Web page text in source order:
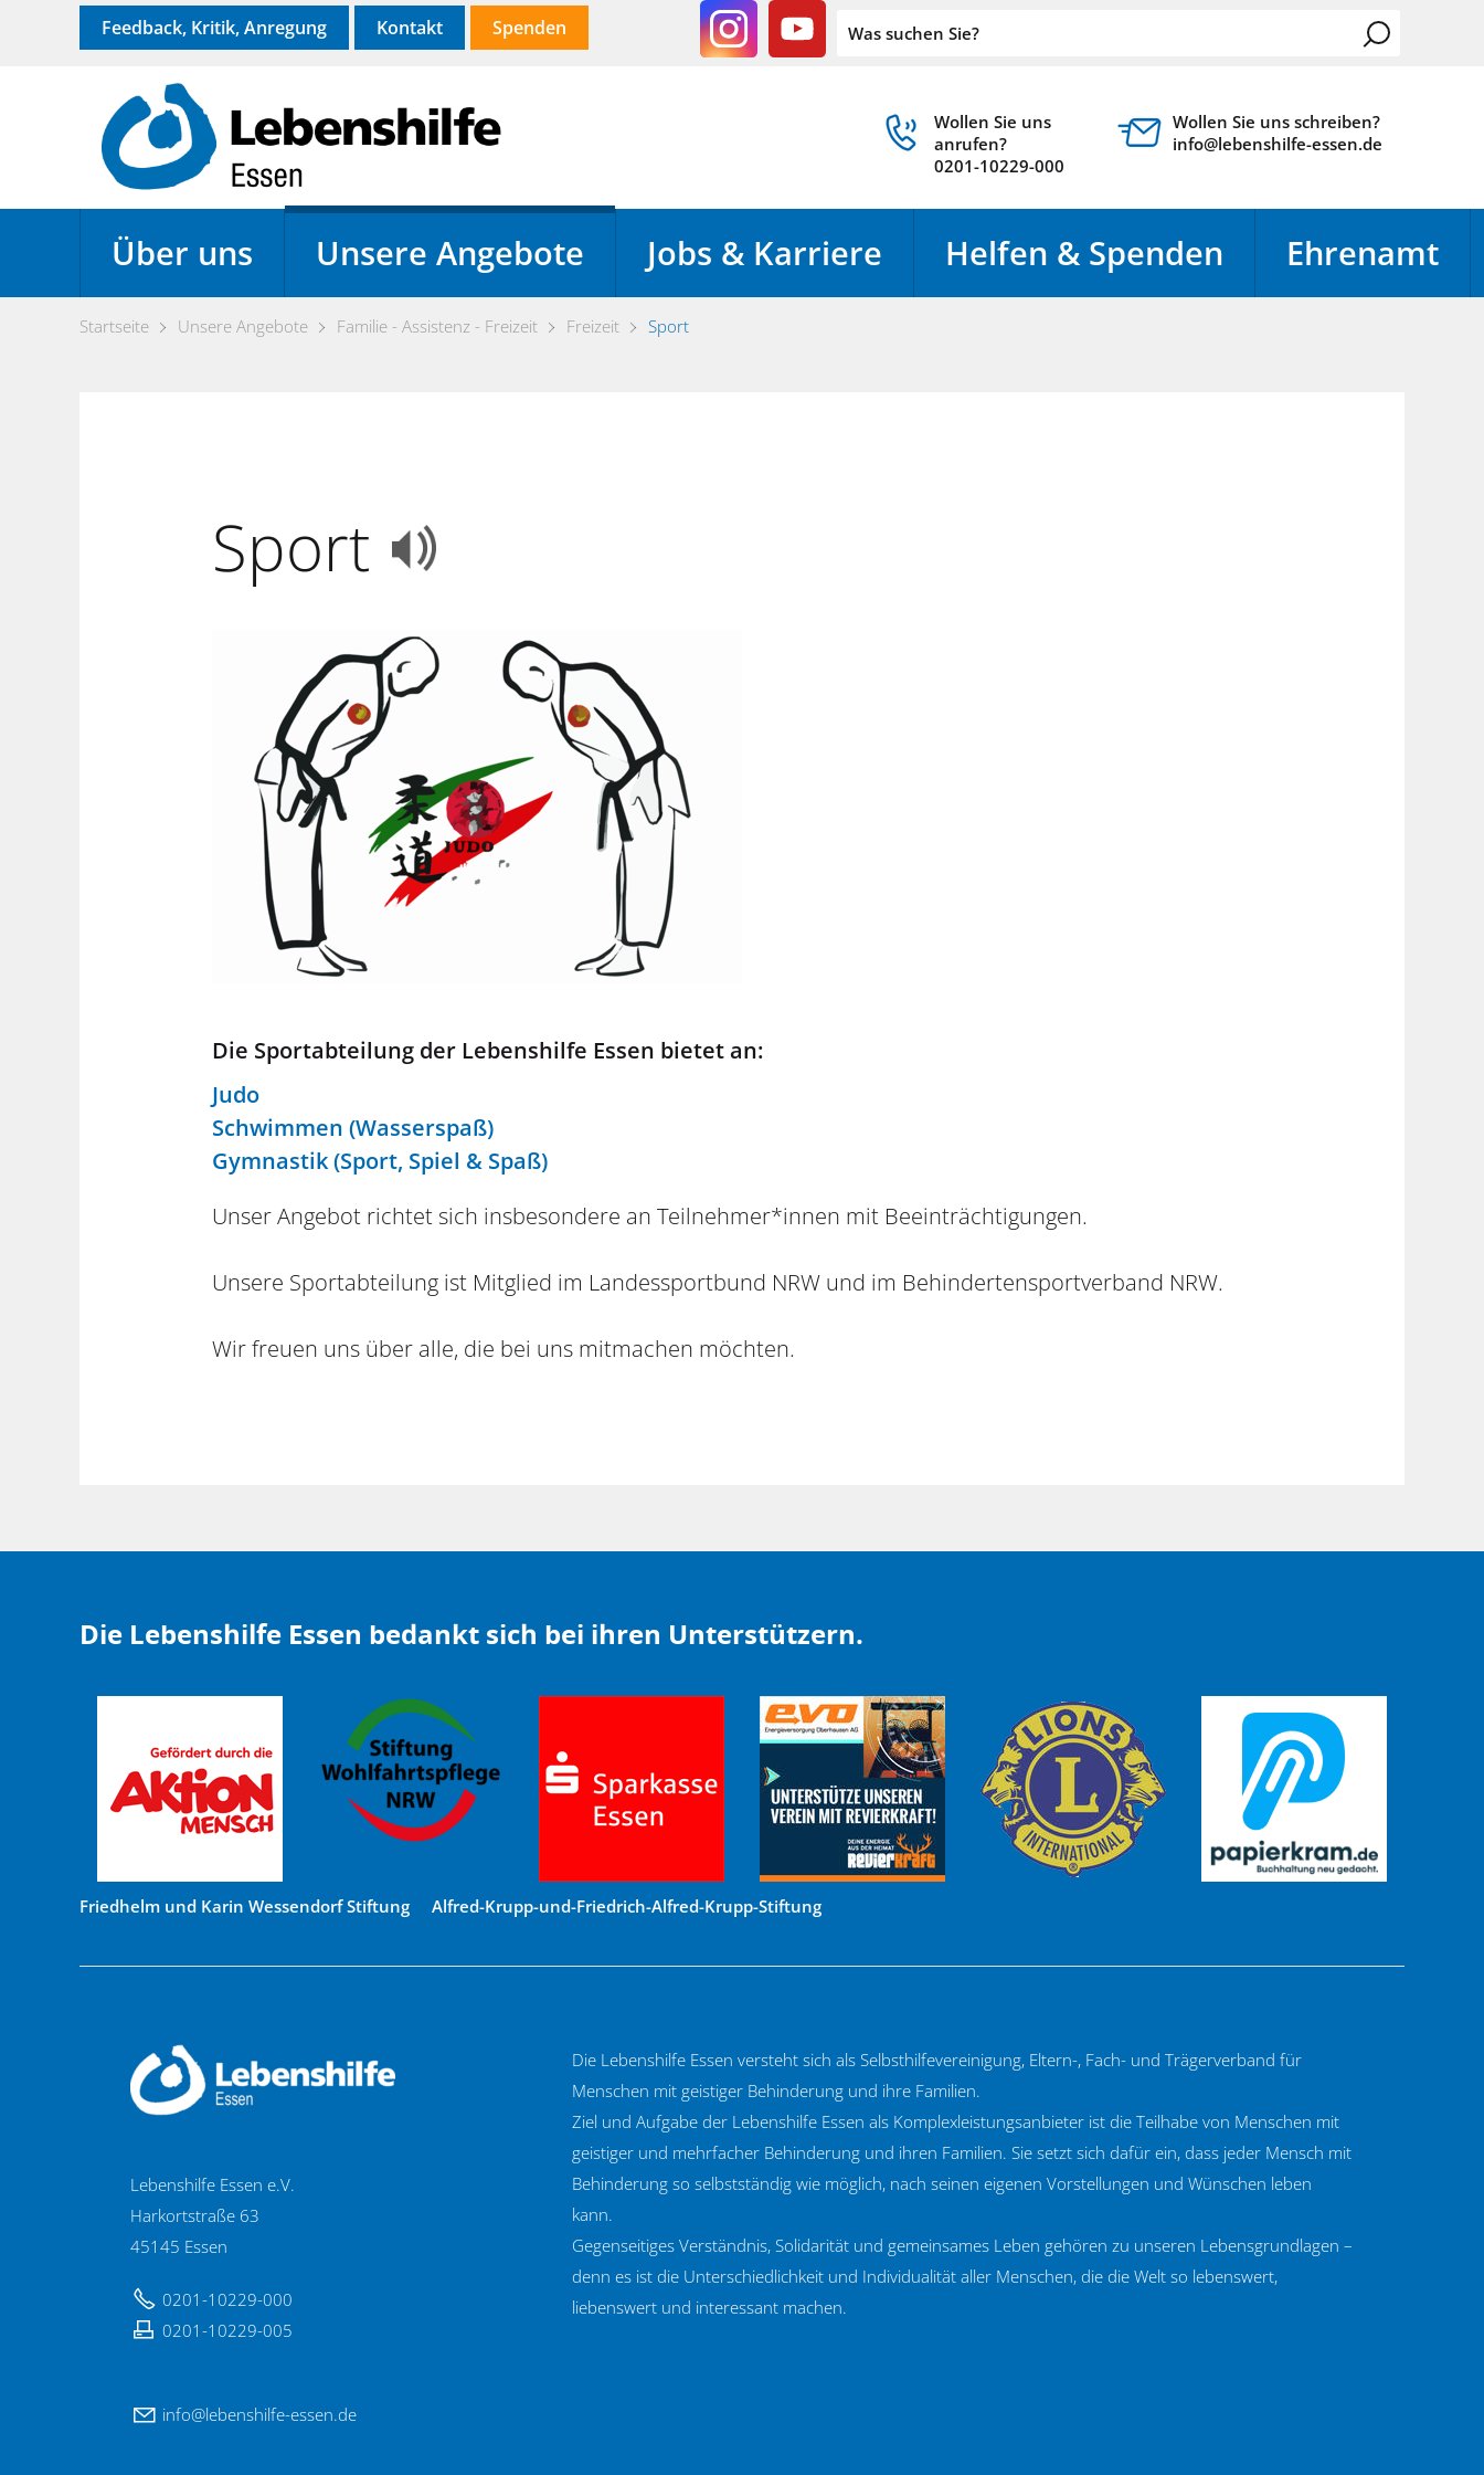
Feedback, Kritik, Anregung Kontakt Spenden
Wollen Sie uns schreiben?
info@lebenshilfe-essen.de
Wollen Sie uns
anrufen?
0201-10229-000
Über uns Unsere Angebote Jobs & Karriere Helfen & Spenden Ehrenamt
Startseite Unsere Angebote Familie - Assistenz - Freizeit Freizeit Sport
Sport
Die Sportabteilung der Lebenshilfe Essen bietet an:
Judo
Schwimmen (Wasserspaß)
Gymnastik (Sport, Spiel & Spaß)
Unser Angebot richtet sich insbesondere an Teilnehmer*innen mit Beeinträchtigungen.
Unsere Sportabteilung ist Mitglied im Landessportbund NRW und im Behindertensportverband NRW.
Wir freuen uns über alle, die bei uns mitmachen möchten.
Die Lebenshilfe Essen bedankt sich bei ihren Unterstützern.
Friedhelm und Karin Wessendorf Stiftung Alfred-Krupp-und-Friedrich-Alfred-Krupp-Stiftung
Lebenshilfe Essen e.V.
Harkortstraße 63
45145 Essen
0201-10229-000
0201-10229-005
nf l b nsh lf - ss n d
Die Lebenshilfe Essen versteht sich als Selbsthilfevereinigung, Eltern-, Fach- und Trägerverband für
Menschen mit geistiger Behinderung und ihre Familien.
Ziel und Aufgabe der Lebenshilfe Essen als Komplexleistungsanbieter ist die Teilhabe von Menschen mit
geistiger und mehrfacher Behinderung und ihren Familien. Sie setzt sich dafür ein, dass jeder Mensch mit
Behinderung so selbstständig wie möglich, nach seinen eigenen Vorstellungen und Wünschen leben
kann.
Gegenseitiges Verständnis, Solidarität und gemeinsames Leben gehören zu unseren Lebensgrundlagen –
denn es ist die Unterschiedlichkeit und Individualität aller Menschen, die die Welt so lebenswert,
liebenswert und interessant machen.